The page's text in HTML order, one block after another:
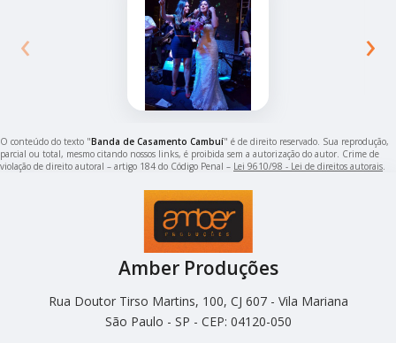
‹ ›
O conteúdo do texto "Banda de Casamento Cambuí" é de direito reservado. Sua reprodução,
parcial ou total, mesmo citando nossos links, é proibida sem a autorização do autor. Crime de
violação de direito autoral – artigo 184 do Código Penal – Lei 9610/98 - Lei de direitos autorais.
Amber Produções
Rua Doutor Tirso Martins, 100, CJ 607 - Vila Mariana
São Paulo - SP - CEP: 04120-050